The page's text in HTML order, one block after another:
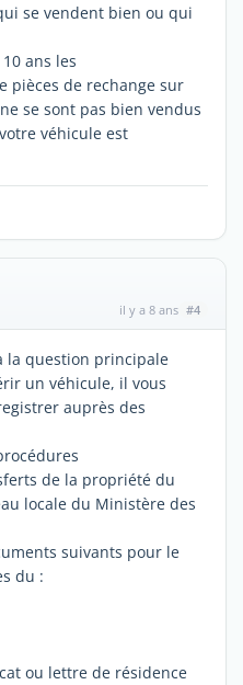
se vendent bien ou qui
ans les
pièces de rechange sur
se sont pas bien vendus
véhicule est
il y a 8 ans #4
la question principale
un véhicule, il vous
auprès des
de la propriété du
locale du Ministère des
suivants pour le
du :
ou lettre de résidence